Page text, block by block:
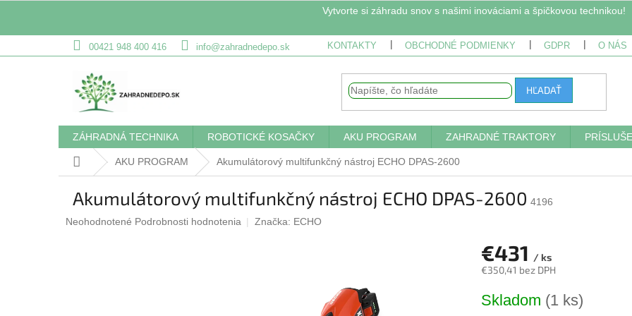
Vytvorte si záhradu snov s našimi inováciami a špičkovou technikou!
na
00421 948 400 416 info@zahradnedepo.sk KONTAKTY OBCHODNÉ PODMIENKY GDPR O NÁS
HĽADAŤ
ZÁHRADNÁ TECHNIKA ROBOTICKÉ KOSAČKY AKU PROGRAM ZAHRADNÉ TRAKTORY
DomovAKU PROGRAM Akumulátorový multifunkčný nástroj ECHO DPAS-2600
Akumulátorový multifunkčný nástroj ECHO DPAS-2600 4196
Priemerné
Neohodnotené Podrobnosti hodnotenia Značka: ECHO
€431 / ks
€350,41 bez DPH
cena:
Skladom (1 ks)